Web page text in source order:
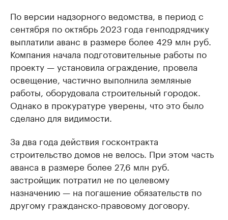
По версии надзорного ведомства, в период с
сентября по октябрь 2023 года генподрядчику
выплатили аванс в размере более 429 млн руб.
Компания начала подготовительные работы по
проекту — установила ограждение, провела
освещение, частично выполнила земляные
работы, оборудовала строительный городок.
Однако в прокуратуре уверены, что это было
сделано для видимости.
За два года действия госконтракта
строительство домов не велось. При этом часть
аванса в размере более 27,6 млн руб.
застройщик потратил не по целевому
назначению — на погашение обязательств по
другому гражданско-правовому договору.